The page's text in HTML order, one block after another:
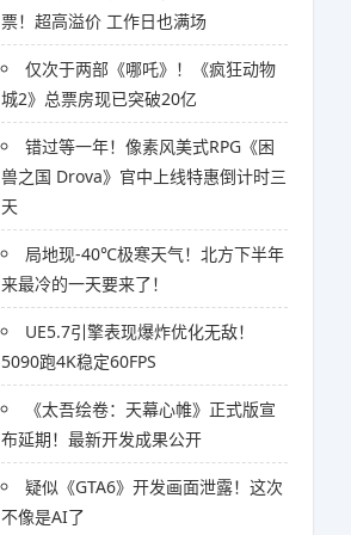
票！超高溢价 工作日也满场
仅次于两部《哪吒》！《疯狂动物
城2》总票房现已突破20亿
错过等一年！像素风美式RPG《困
兽之国 Drova》官中上线特惠倒计时三
天
局地现-40℃极寒天气！北方下半年
来最冷的一天要来了！
UE5.7引擎表现爆炸优化无敌！
5090跑4K稳定60FPS
《太吾绘卷：天幕心帷》正式版宣
布延期！最新开发成果公开
疑似《GTA6》开发画面泄露！这次
不像是AI了